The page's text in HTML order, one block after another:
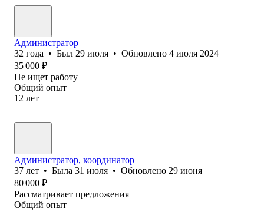
Администратор
32 года • Был 29 июля • Обновлено 4 июля 2024
35 000 ₽
Не ищет работу
Общий опыт
12 лет
Администратор, координатор
37 лет • Была 31 июля • Обновлено 29 июня
80 000 ₽
Рассматривает предложения
Общий опыт